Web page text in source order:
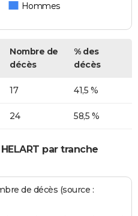
Hommes
Nombre de
décès
% des
décès
17 41,5 %
24 58,5 %
par tranche
de décès (source :